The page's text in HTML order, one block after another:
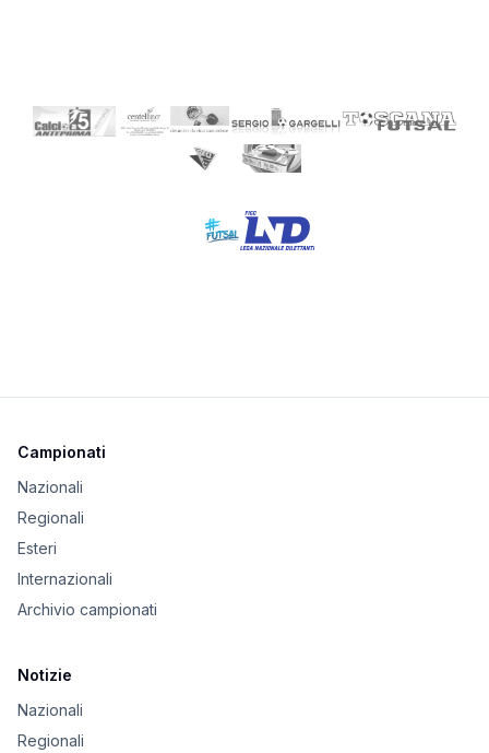
Campionati
Nazionali
Regionali
Esteri
Internazionali
Archivio campionati
Notizie
Nazionali
Regionali